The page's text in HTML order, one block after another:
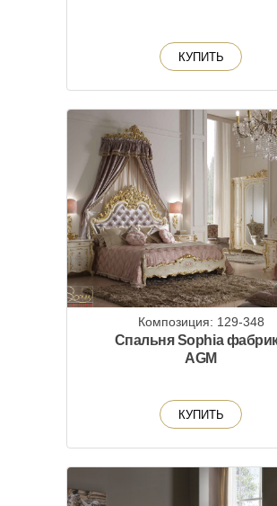
КУПИТЬ
Композиция: 129-348
Спальня Sophia
AGM
КУПИТЬ